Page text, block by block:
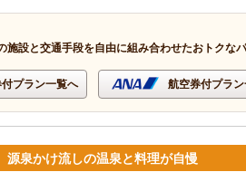
施設と交通手段を自由に組み合わせたおトクな
プラン一覧へ 航空券付プラ
泉かけ流しの温泉と料理が自慢